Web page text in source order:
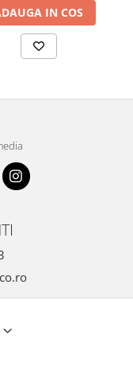
IN COS